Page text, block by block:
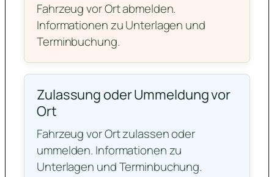
Fahrzeug vor Ort abmelden.
Informationen zu Unterlagen und
Terminbuchung.
Zulassung oder Ummeldung vor
Ort
Fahrzeug vor Ort zulassen oder
ummelden. Informationen zu
Unterlagen und Terminbuchung.